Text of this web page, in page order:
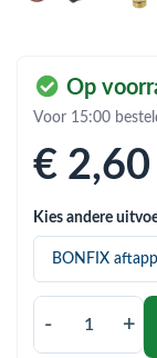
(Rookkanalen)
(Verwarming,
Op
Voor 15:00
€ 2,60
Kies andere
- +